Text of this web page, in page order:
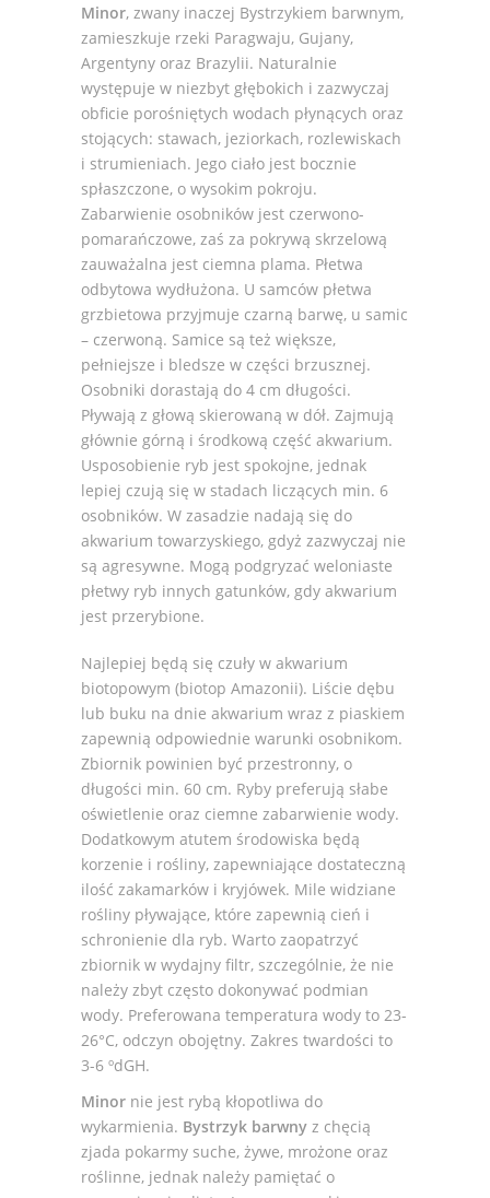
Minor, zwany inaczej Bystrzykiem barwnym,
zamieszkuje rzeki Paragwaju, Gujany,
Argentyny oraz Brazylii. Naturalnie
występuje w niezbyt głębokich i zazwyczaj
obficie porośniętych wodach płynących oraz
stojących: stawach, jeziorkach, rozlewiskach
i strumieniach. Jego ciało jest bocznie
spłaszczone, o wysokim pokroju.
Zabarwienie osobników jest czerwono-
pomarańczowe, zaś za pokrywą skrzelową
zauważalna jest ciemna plama. Płetwa
odbytowa wydłużona. U samców płetwa
grzbietowa przyjmuje czarną barwę, u samic
– czerwoną. Samice są też większe,
pełniejsze i bledsze w części brzusznej.
Osobniki dorastają do 4 cm długości.
Pływają z głową skierowaną w dół. Zajmują
głównie górną i środkową część akwarium.
Usposobienie ryb jest spokojne, jednak
lepiej czują się w stadach liczących min. 6
osobników. W zasadzie nadają się do
akwarium towarzyskiego, gdyż zazwyczaj nie
są agresywne. Mogą podgryzać weloniaste
płetwy ryb innych gatunków, gdy akwarium
jest przerybione.
Najlepiej będą się czuły w akwarium
biotopowym (biotop Amazonii). Liście dębu
lub buku na dnie akwarium wraz z piaskiem
zapewnią odpowiednie warunki osobnikom.
Zbiornik powinien być przestronny, o
długości min. 60 cm. Ryby preferują słabe
oświetlenie oraz ciemne zabarwienie wody.
Dodatkowym atutem środowiska będą
korzenie i rośliny, zapewniające dostateczną
ilość zakamarków i kryjówek. Mile widziane
rośliny pływające, które zapewnią cień i
schronienie dla ryb. Warto zaopatrzyć
zbiornik w wydajny filtr, szczególnie, że nie
należy zbyt często dokonywać podmian
wody. Preferowana temperatura wody to 23-
26°C, odczyn obojętny. Zakres twardości to
3-6 ºdGH.
Minor nie jest rybą kłopotliwa do
wykarmienia. Bystrzyk barwny z chęcią
zjada pokarmy suche, żywe, mrożone oraz
roślinne, jednak należy pamiętać o